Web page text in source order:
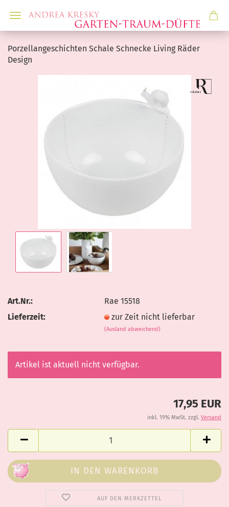
Porzellangeschichten Schale Schnecke Living Räder
Design
Art.Nr.:
Rae 15518
Lieferzeit:
zur Zeit nicht lieferbar
(Ausland abweichend)
Artikel ist aktuell nicht verfügbar.
17,95 EUR
inkl. 19% MwSt. zzgl. Versand
AUF DEN MERKZETTEL